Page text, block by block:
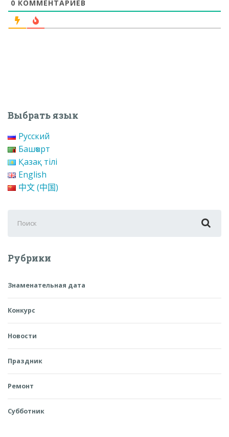
0 КОММЕНТАРИЕВ
Выбрать язык
Русский
Башҡорт
Қазақ тілі
English
中文 (中国)
для:
Рубрики
Знаменательная дата
Конкурс
Новости
Праздник
Ремонт
Субботник